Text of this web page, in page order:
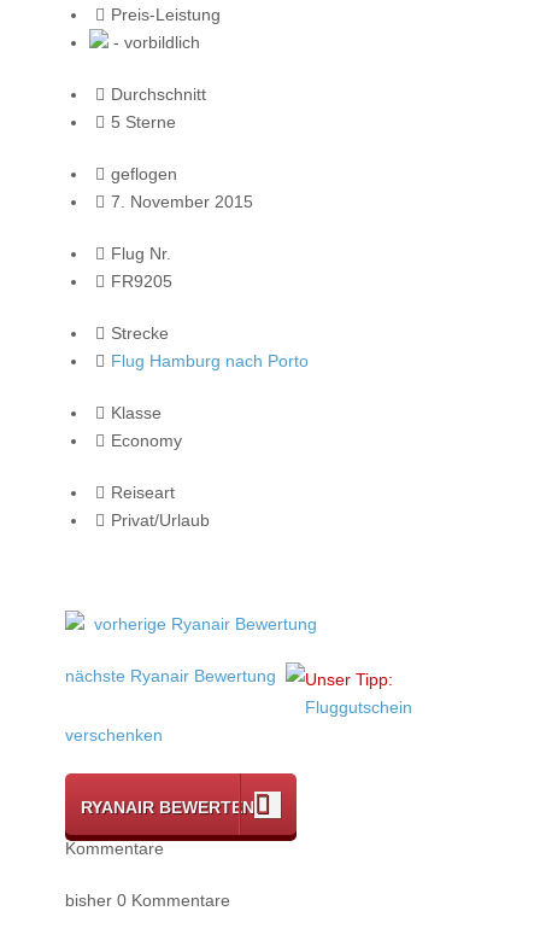
Preis-Leistung
- vorbildlich
Durchschnitt
5 Sterne
geflogen
7. November 2015
Flug Nr.
FR9205
Strecke
Flug Hamburg nach Porto
Klasse
Economy
Reiseart
Privat/Urlaub
vorherige Ryanair Bewertung
nächste Ryanair Bewertung
Unser Tipp:
Fluggutschein
verschenken
RYANAIR BEWERTEN
Kommentare
bisher 0 Kommentare